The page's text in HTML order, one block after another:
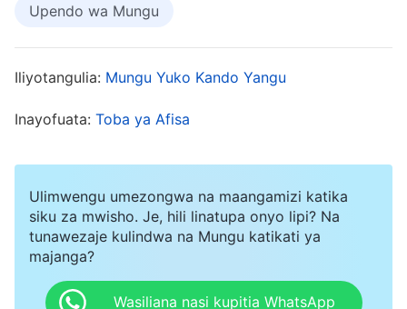
yameanza tu kuwa bora zaidi, na nilikuwa
nikiikaribia ndoto yangu zaidi. Sikuwahi kudhani
kwamba ningekuwa mgonjwa. Nilikataa kufa
kujikaza kisabuni na kupita haya. Nisipopata
nyumbani, sitakuwa na pesa nyingi. Je! Hiyo
haitakuwa aibu zaidi?” Matokeo yake, nilijikaza
kisabuni na kuukokota mwili wangu dhaifu kurudi
nilikuwa mgonjwa sana kiasi kwamba singeweza
Upendo wa Mungu
Iliyotangulia: Mungu Yuko Kando Yangu
Inayofuata: Toba ya Afisa
Ulimwengu umezongwa na maangamizi katika
siku za mwisho. Je, hili linatupa onyo lipi? Na
tunawezaje kulindwa na Mungu katikati ya
majanga?
Wasiliana nasi kupitia WhatsApp